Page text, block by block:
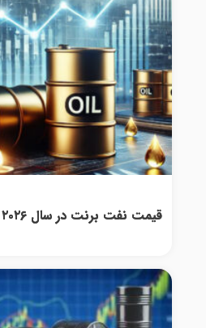
قیمت نفت برنت در سال ۲۰۲۶ به ۹۶ دلار می‌رسد